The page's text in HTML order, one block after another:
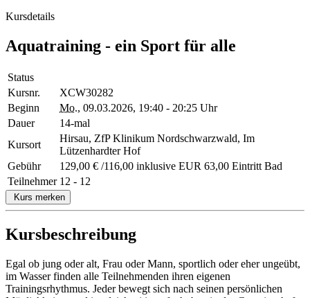
Kursdetails
Aquatraining - ein Sport für alle
Status
Kursnr.
XCW30282
Beginn
Mo., 09.03.2026, 19:40 - 20:25 Uhr
Dauer
14-mal
Kursort
Hirsau, ZfP Klinikum Nordschwarzwald, Im
Lützenhardter Hof
Gebühr
129,00 € /116,00 inklusive EUR 63,00 Eintritt Bad
Teilnehmer 12 - 12
Kurs merken
Kursbeschreibung
Egal ob jung oder alt, Frau oder Mann, sportlich oder eher ungeübt,
im Wasser finden alle Teilnehmenden ihren eigenen
Trainingsrhythmus. Jeder bewegt sich nach seinen persönlichen